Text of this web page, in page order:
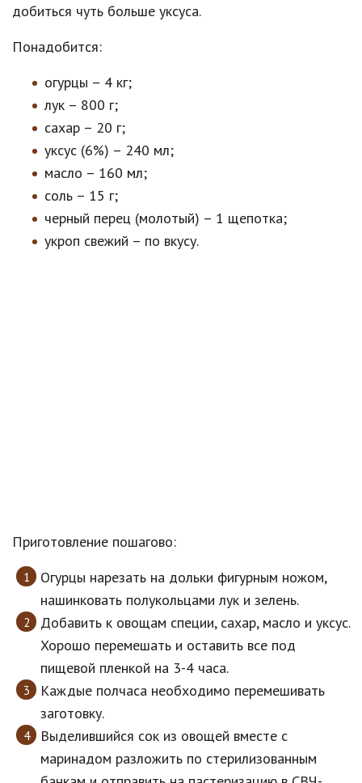
добиться чуть больше уксуса.
Понадобится:
огурцы – 4 кг;
лук – 800 г;
сахар – 20 г;
уксус (6%) – 240 мл;
масло – 160 мл;
соль – 15 г;
черный перец (молотый) – 1 щепотка;
укроп свежий – по вкусу.
Приготовление пошагово:
Огурцы нарезать на дольки фигурным ножом,
нашинковать полукольцами лук и зелень.
Добавить к овощам специи, сахар, масло и уксус.
Хорошо перемешать и оставить все под
пищевой пленкой на 3-4 часа.
Каждые полчаса необходимо перемешивать
заготовку.
Выделившийся сок из овощей вместе с
маринадом разложить по стерилизованным